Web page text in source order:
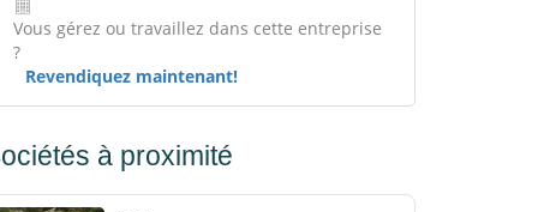
Vous gérez ou travaillez dans cette entreprise
?
Revendiquez maintenant!
à proximité